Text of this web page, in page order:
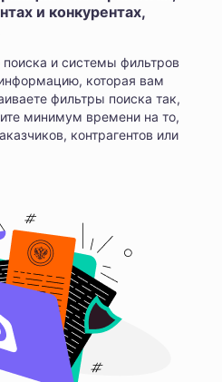
и конкурентах,
и системы фильтров
которая вам
фильтры поиска так,
минимум времени на то,
контрагентов или